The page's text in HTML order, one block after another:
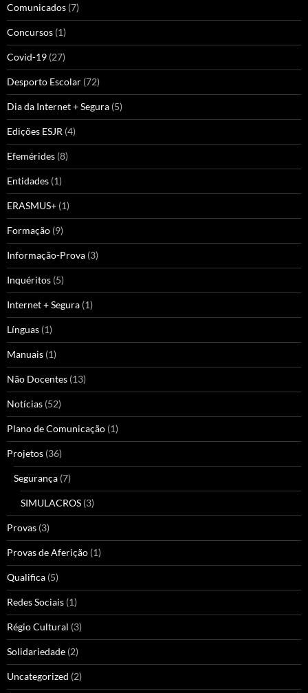
Comunicados (7)
Concursos (1)
Covid-19 (27)
Desporto Escolar (72)
Dia da Internet + Segura (5)
Edições ESJR (4)
Efemérides (8)
Entidades (1)
ERASMUS+ (1)
Formação (9)
Informação-Prova (3)
Inquéritos (5)
Internet + Segura (1)
Línguas (1)
Manuais (1)
Não Docentes (13)
Notícias (52)
Plano de Comunicação (1)
Projetos (36)
Segurança (7)
SIMULACROS (3)
Provas (3)
Provas de Aferição (1)
Qualifica (5)
Redes Sociais (1)
Régio Cultural (3)
Solidariedade (2)
Uncategorized (2)